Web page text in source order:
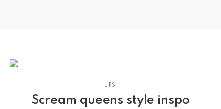
LIPS
Scream queens style inspo